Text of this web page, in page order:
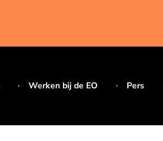
Werken bij de EO Pers